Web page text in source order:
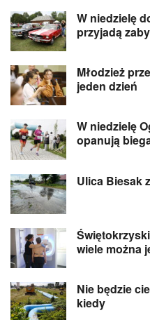
W niedzielę
przyjadą
Młodzież
jeden dzień
W niedzielę
opanują
Ulica Biesak
wiele można
Nie będzie
kiedy